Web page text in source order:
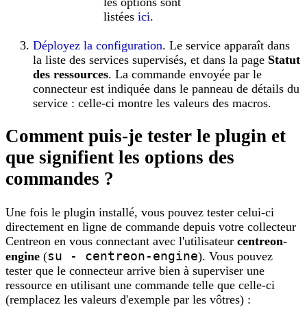
listées ici.
Déployez la configuration. Le service apparaît dans
la liste des services supervisés, et dans la page Statut
des ressources. La commande envoyée par le
connecteur est indiquée dans le panneau de détails du
service : celle-ci montre les valeurs des macros.
Comment puis-je tester le plugin et
que signifient les options des
commandes ?
Une fois le plugin installé, vous pouvez tester celui-ci
directement en ligne de commande depuis votre collecteur
Centreon en vous connectant avec l'utilisateur centreon-
engine (su - centreon-engine). Vous pouvez
tester que le connecteur arrive bien à superviser une
ressource en utilisant une commande telle que celle-ci
(remplacez les valeurs d'exemple par les vôtres) :